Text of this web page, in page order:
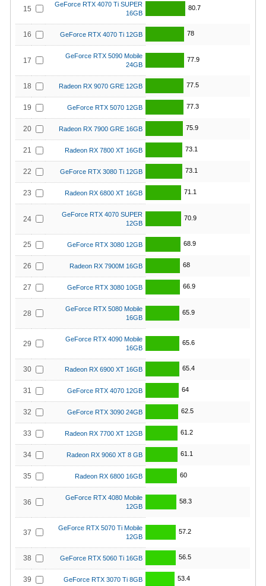
15
GeForce RTX 4070 Ti SUPER
16GB
80.7
16 GeForce RTX 4070 Ti 12GB 78
17
GeForce RTX 5090 Mobile
24GB
77.9
18 Radeon RX 9070 GRE 12GB 77.5
19 GeForce RTX 5070 12GB 77.3
20 Radeon RX 7900 GRE 16GB 75.9
21 Radeon RX 7800 XT 16GB 73.1
22 GeForce RTX 3080 Ti 12GB 73.1
23 Radeon RX 6800 XT 16GB 71.1
24
GeForce RTX 4070 SUPER
12GB
70.9
25 GeForce RTX 3080 12GB 68.9
26 Radeon RX 7900M 16GB 68
27 GeForce RTX 3080 10GB 66.9
28
GeForce RTX 5080 Mobile
16GB
65.9
29
GeForce RTX 4090 Mobile
16GB
65.6
30 Radeon RX 6900 XT 16GB 65.4
31 GeForce RTX 4070 12GB 64
32 GeForce RTX 3090 24GB 62.5
33 Radeon RX 7700 XT 12GB 61.2
34 Radeon RX 9060 XT 8 GB 61.1
35 Radeon RX 6800 16GB 60
36
GeForce RTX 4080 Mobile
12GB
58.3
37
GeForce RTX 5070 Ti Mobile
12GB
57.2
38 GeForce RTX 5060 Ti 16GB 56.5
39 GeForce RTX 3070 Ti 8GB 53.4